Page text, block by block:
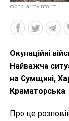
фото: armyinform
Окупаційні
Найважча
на Сумщині,
Краматорська
Про це